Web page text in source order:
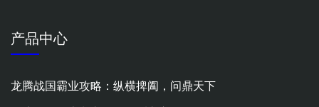
产品中心
龙腾战国霸业攻略：纵横捭阖，问鼎天下